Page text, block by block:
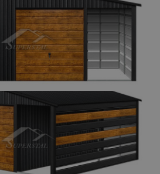
Funkcionalitás
Besorolatlan